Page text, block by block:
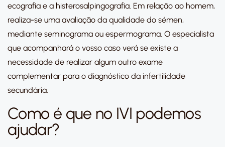
ecografia e a histerosalpingografia. Em relação ao homem,
realiza-se uma avaliação da qualidade do sémen,
mediante seminograma ou espermograma. O especialista
que acompanhará o vosso caso verá se existe a
necessidade de realizar algum outro exame
complementar para o diagnóstico da infertilidade
secundária.
Como é que no IVI podemos
ajudar?